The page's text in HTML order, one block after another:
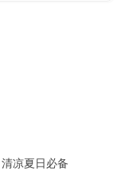
凉夏日必备